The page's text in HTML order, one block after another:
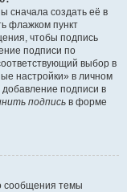
сначала создать её в
флажком пункт
чтобы подпись
подписи по
выбор в
настройки» в личном
подписи в
подпись в форме
сообщения темы